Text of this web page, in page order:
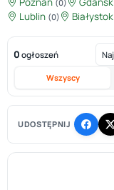
(0)
Lublin (0) Białystok
0 ogłoszeń
Wszyscy
UDOSTĘPNIJ